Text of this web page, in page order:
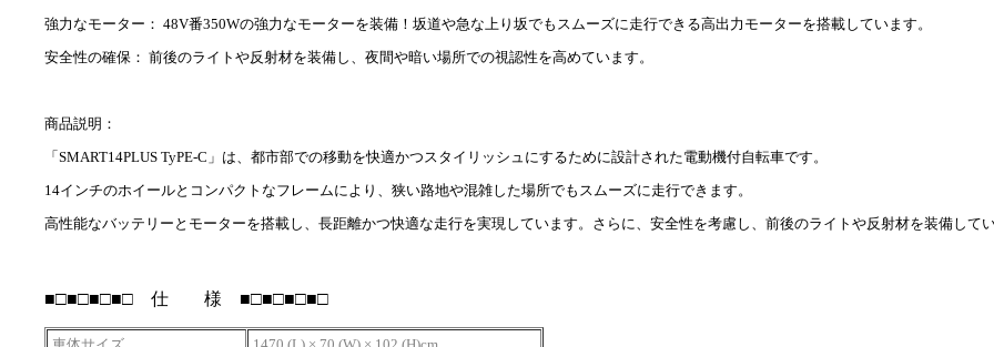
強力なモーター： 48V番350Wの強力なモーターを装備！坂道や急な上り坂でもスムーズに走行できる高出力モーターを搭載しています。
安全性の確保： 前後のライトや反射材を装備し、夜間や暗い場所での視認性を高めています。
商品説明：
「SMART14PLUS TyPE-C」は、都市部での移動を快適かつスタイリッシュにするために設計された電動機付自転車です。
14インチのホイールとコンパクトなフレームにより、狭い路地や混雑した場所でもスムーズに走行できます。
高性能なバッテリーとモーターを搭載し、長距離かつ快適な走行を実現しています。さらに、安全性を考慮し、前後のライトや反射材を装備して
■□■□■□■□ 仕 様 ■□■□■□■□